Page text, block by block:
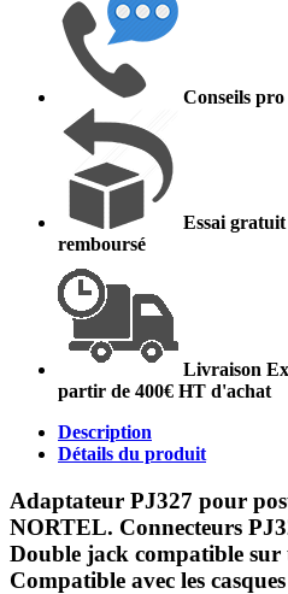
Conseils pro
Essai
remboursé
Livraison
partir de 400€ HT d'achat
Description
Détails du produit
Adaptateur PJ327 pour
NORTEL. Connecteurs
Double jack compatible sur
Compatible avec les